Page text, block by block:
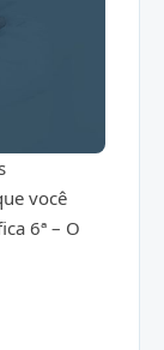
você
6ª – O